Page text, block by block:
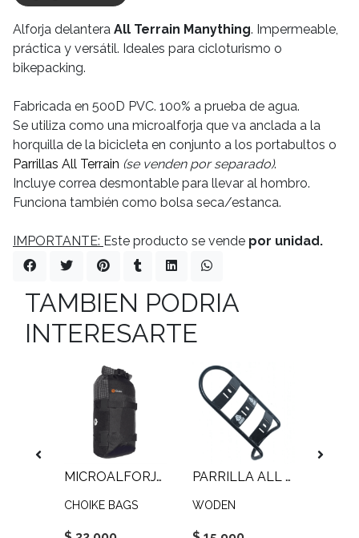
Alforja delantera All Terrain Manything. Impermeable,
práctica y versátil. Ideales para cicloturismo o
bikepacking.
Fabricada en 500D PVC. 100% a prueba de agua.
Se utiliza como una microalforja que va anclada a la
horquilla de la bicicleta en conjunto a los portabultos o
Parrillas All Terrain (se venden por separado).
Incluye correa desmontable para llevar al hombro.
Funciona también como bolsa seca/estanca.
IMPORTANTE: Este producto se vende por unidad.
TAMBIEN PODRIA
INTERESARTE
MICROALFORJA 6.1L
CHOIKE BAGS
PARRILLA ALL TERRAIN
WODEN